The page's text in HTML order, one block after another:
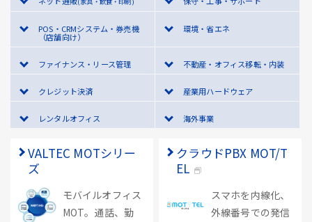
POS・CRMシステム・券売機
（店舗向け）
環境・省エネ
ファイナンス・リース管理 不動産・オフィス移転・内装
クレジット決済 産業用ハードウェア
レンタルオフィス 海外事業
VALTEC MOTシリー
ズ
モバイルオフィス
MOT。通話、勤
クラウドPBX MOT/T
EL
スマホを内線化、
外線番号での発信